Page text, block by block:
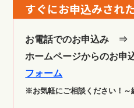
すぐにお申込みされ
お電話でのお申込み
ホームページからのお
フォーム
※お気軽にご相談ください！～